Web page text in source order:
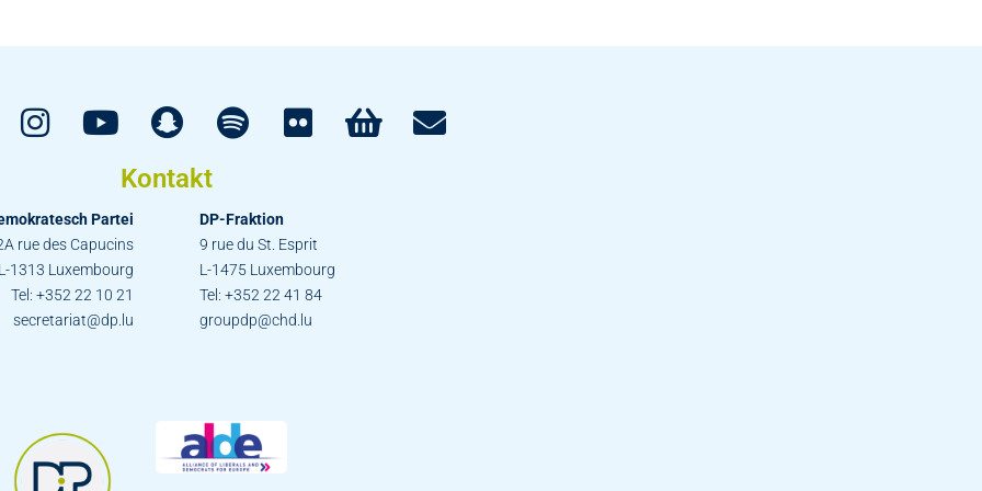
Kontakt
Partei
rue des Capucins
1313 Luxembourg
Tel: +352 22 10 21
secretariat@dp.lu
DP-Fraktion
9 rue du St. Esprit
L-1475 Luxembourg
Tel: +352 22 41 84
groupdp@chd.lu